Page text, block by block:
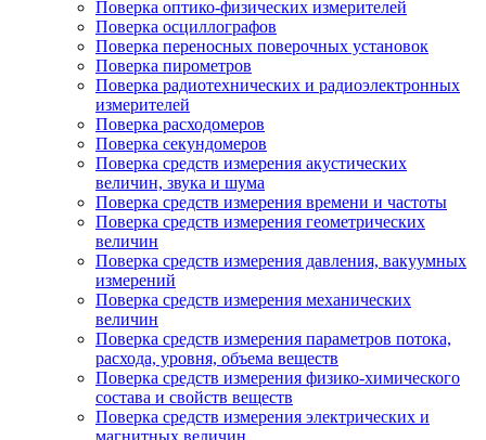
Поверка оптико-физических измерителей
Поверка осциллографов
Поверка переносных поверочных установок
Поверка пирометров
Поверка радиотехнических и радиоэлектронных
измерителей
Поверка расходомеров
Поверка секундомеров
Поверка средств измерения акустических
величин, звука и шума
Поверка средств измерения времени и частоты
Поверка средств измерения геометрических
величин
Поверка средств измерения давления, вакуумных
измерений
Поверка средств измерения механических
величин
Поверка средств измерения параметров потока,
расхода, уровня, объема веществ
Поверка средств измерения физико-химического
состава и свойств веществ
Поверка средств измерения электрических и
магнитных величин